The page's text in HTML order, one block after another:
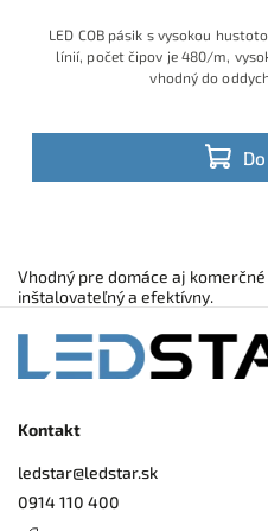
LED COB pásik s vysokou
línií, počet čipov je 480/m,
vhodný do
Vhodný pre domáce aj
inštalovateľný a efektívny.
Kontakt
ledstar@ledstar.sk
0914 110 400